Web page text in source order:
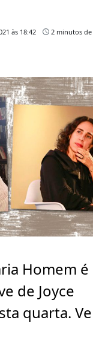
às 18:42 2 minutos
Homem é
de Joyce
quarta.